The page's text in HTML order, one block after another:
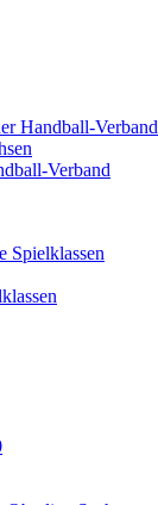
Handball-Verband
Verband
Spielklassen